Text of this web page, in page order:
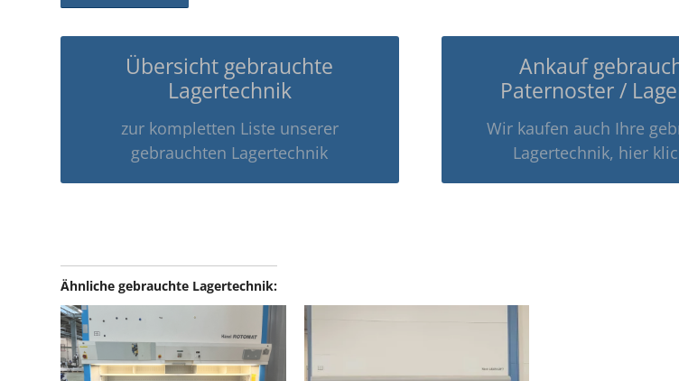
Übersicht gebrauchte
Lagertechnik
zur kompletten Liste unserer
gebrauchten Lagertechnik
Ankauf
Paternoster /
Wir kaufen auch Ihre
Lagertechnik, hier
Ähnliche gebrauchte Lagertechnik: